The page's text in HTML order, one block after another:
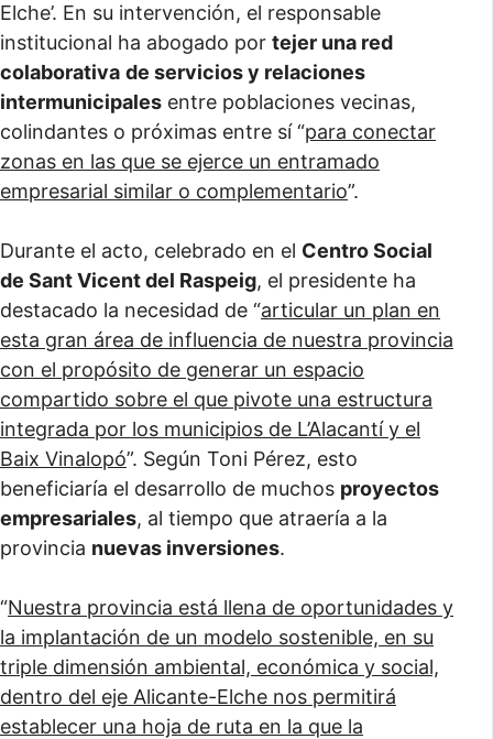
Elche’. En su intervención, el responsable
institucional ha abogado por tejer una red
colaborativa de servicios y relaciones
intermunicipales entre poblaciones vecinas,
colindantes o próximas entre sí “para conectar
zonas en las que se ejerce un entramado
empresarial similar o complementario”.
Durante el acto, celebrado en el Centro Social
de Sant Vicent del Raspeig, el presidente ha
destacado la necesidad de “articular un plan en
esta gran área de influencia de nuestra provincia
con el propósito de generar un espacio
compartido sobre el que pivote una estructura
integrada por los municipios de L’Alacantí y el
Baix Vinalopó”. Según Toni Pérez, esto
beneficiaría el desarrollo de muchos proyectos
empresariales, al tiempo que atraería a la
provincia nuevas inversiones.
“Nuestra provincia está llena de oportunidades y
la implantación de un modelo sostenible, en su
triple dimensión ambiental, económica y social,
dentro del eje Alicante-Elche nos permitirá
establecer una hoja de ruta en la que la